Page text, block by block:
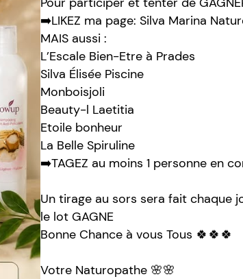
➡️LIKEZ ma page: Silva Marina
MAIS aussi :
L’Escale Bien-Etre à Prades
Silva Élisée Piscine
Monboisjoli
Beauty-l Laetitia
Etoile bonheur
La Belle Spiruline
➡️TAGEZ au moins 1 personne en
Un tirage au sors sera fait chaque
le lot GAGNE
Bonne Chance à vous Tous 🍀🍀🍀
Votre Naturopathe 🌸🌸